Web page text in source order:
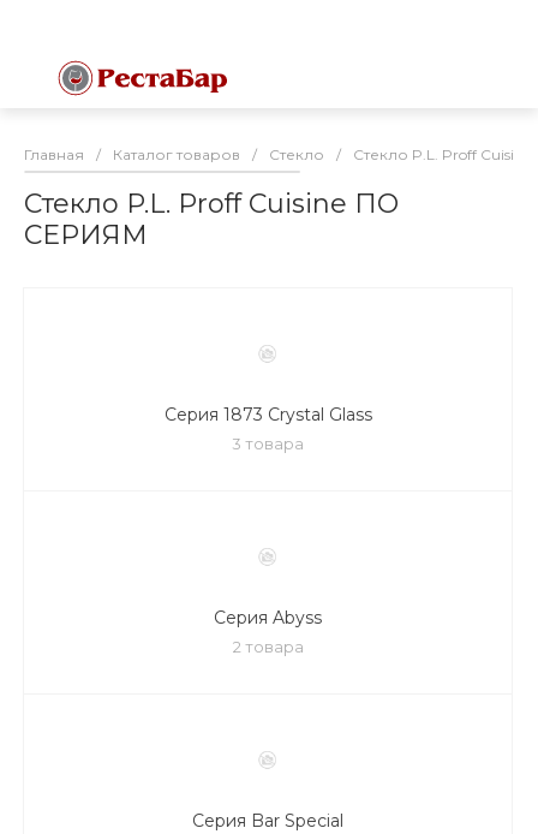
Главная / Каталог товаров / Стекло / Стекло P.L. Proff Cuisine
Стекло P.L. Proff Cuisine ПО
СЕРИЯМ
Серия 1873 Crystal Glass
3 товара
Серия Abyss
2 товара
Серия Bar Special